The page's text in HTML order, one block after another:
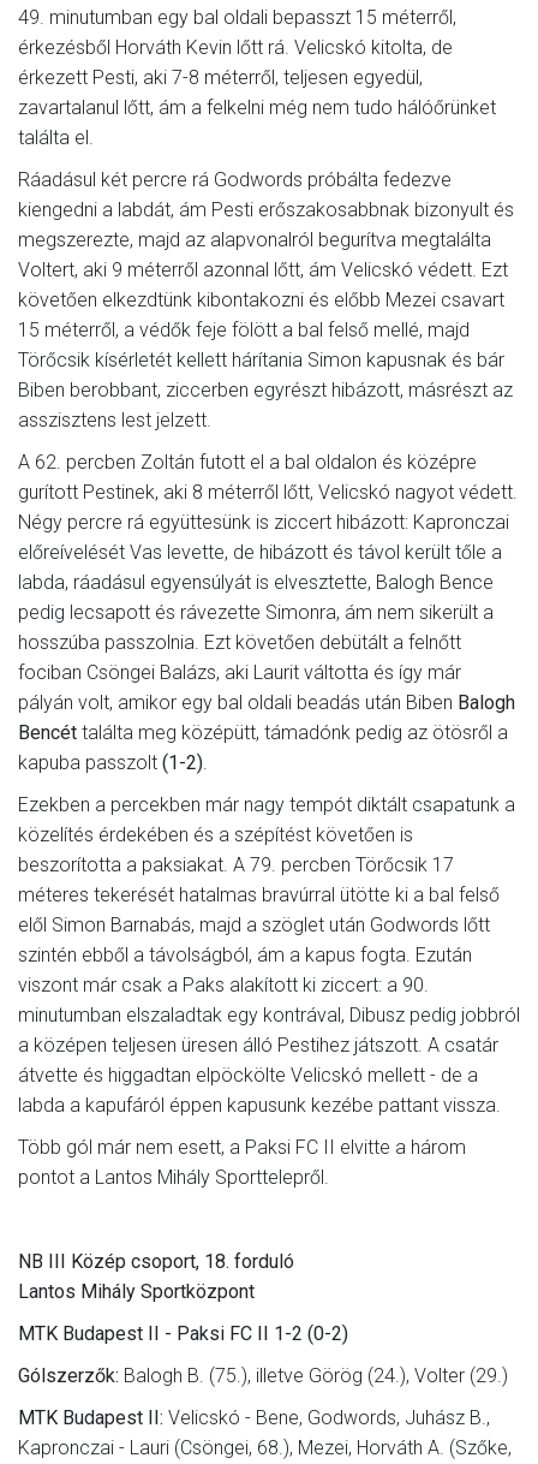
49. minutumban egy bal oldali bepasszt 15 méterről,
érkezésből Horváth Kevin lőtt rá. Velicskó kitolta, de
érkezett Pesti, aki 7-8 méterről, teljesen egyedül,
zavartalanul lőtt, ám a felkelni még nem tudo hálóőrünket
találta el.
Ráadásul két percre rá Godwords próbálta fedezve
kiengedni a labdát, ám Pesti erőszakosabbnak bizonyult és
megszerezte, majd az alapvonalról begurítva megtalálta
Voltert, aki 9 méterről azonnal lőtt, ám Velicskó védett. Ezt
követően elkezdtünk kibontakozni és előbb Mezei csavart
15 méterről, a védők feje fölött a bal felső mellé, majd
Törőcsik kísérletét kellett hárítania Simon kapusnak és bár
Biben berobbant, ziccerben egyrészt hibázott, másrészt az
asszisztens lest jelzett.
A 62. percben Zoltán futott el a bal oldalon és középre
gurított Pestinek, aki 8 méterről lőtt, Velicskó nagyot védett.
Négy percre rá együttesünk is ziccert hibázott: Kapronczai
előreívelését Vas levette, de hibázott és távol került tőle a
labda, ráadásul egyensúlyát is elvesztette, Balogh Bence
pedig lecsapott és rávezette Simonra, ám nem sikerült a
hosszúba passzolnia. Ezt követően debütált a felnőtt
fociban Csöngei Balázs, aki Laurit váltotta és így már
pályán volt, amikor egy bal oldali beadás után Biben Balogh
Bencét találta meg középütt, támadónk pedig az ötösről a
kapuba passzolt (1-2)
Ezekben a percekben már nagy tempót diktált csapatunk a
közelítés érdekében és a szépítést követően is
beszorította a paksiakat. A 79. percben Törőcsik 17
méteres tekerését hatalmas bravúrral ütötte ki a bal felső
elől Simon Barnabás, majd a szöglet után Godwords lőtt
szintén ebből a távolságból, ám a kapus fogta. Ezután
viszont már csak a Paks alakított ki ziccert: a 90.
minutumban elszaladtak egy kontrával, Dibusz pedig jobbról
a középen teljesen üresen álló Pestihez játszott. A csatár
átvette és higgadtan elpöckölte Velicskó mellett - de a
labda a kapufáról éppen kapusunk kezébe pattant vissza.
Több gól már nem esett, a Paksi FC II elvitte a három
pontot a Lantos Mihály Sporttelepről.
NB III Közép csoport, 18. forduló
Lantos Mihály Sportközpont
MTK Budapest II - Paksi FC II 1-2 (0-2)
Gólszerzők: Balogh B. (75.), illetve Görög (24.), Volter (29.)
MTK Budapest II: Velicskó - Bene, Godwords, Juhász B.,
Kapronczai - Lauri (Csöngei, 68.), Mezei, Horváth A. (Szőke,